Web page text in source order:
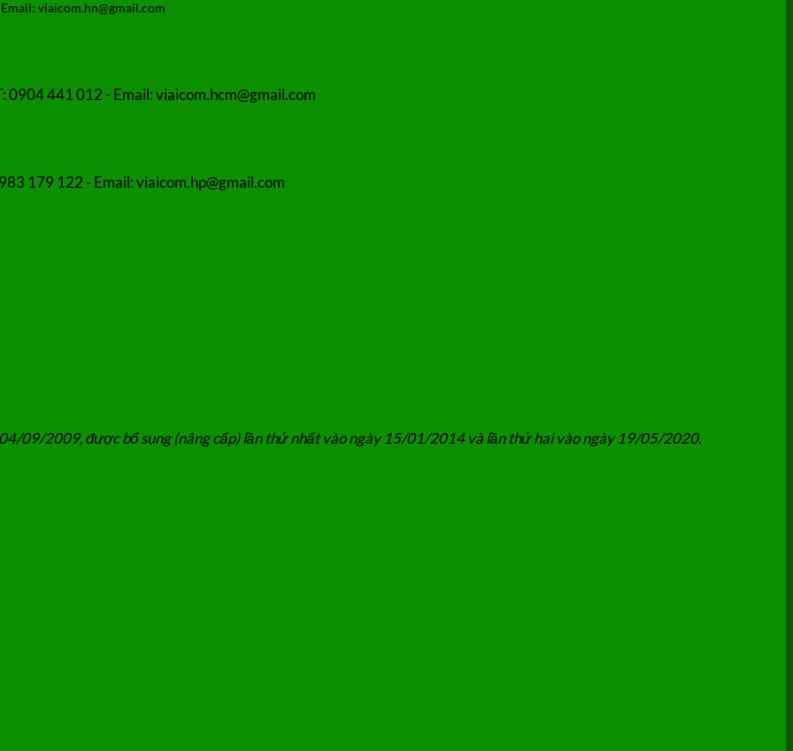
viaicom.hn@gmail.com
441 012 - Email: viaicom.hcm@gmail.com
179 122 - Email: viaicom.hp@gmail.com
09/2009, được bổ sung (nâng cấp) lần thứ nhất vào ngày 15/01/2014 và lần thứ hai vào ngày 19/05/2020.